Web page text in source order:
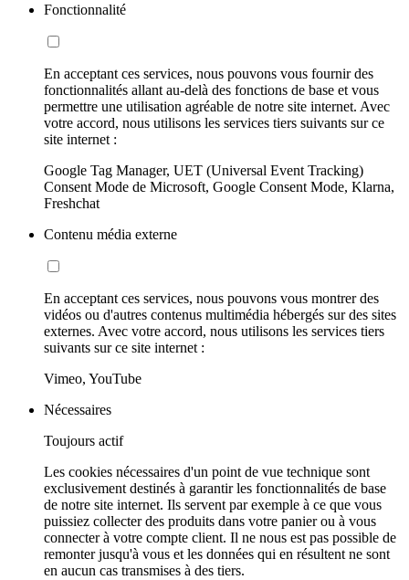
Fonctionnalité
En acceptant ces services, nous pouvons vous fournir des
fonctionnalités allant au-delà des fonctions de base et vous
permettre une utilisation agréable de notre site internet. Avec
votre accord, nous utilisons les services tiers suivants sur ce
site internet :
Google Tag Manager, UET (Universal Event Tracking)
Consent Mode de Microsoft, Google Consent Mode, Klarna,
Freshchat
Contenu média externe
En acceptant ces services, nous pouvons vous montrer des
vidéos ou d'autres contenus multimédia hébergés sur des sites
externes. Avec votre accord, nous utilisons les services tiers
suivants sur ce site internet :
Vimeo, YouTube
Nécessaires
Toujours actif
Les cookies nécessaires d'un point de vue technique sont
exclusivement destinés à garantir les fonctionnalités de base
de notre site internet. Ils servent par exemple à ce que vous
puissiez collecter des produits dans votre panier ou à vous
connecter à votre compte client. Il ne nous est pas possible de
remonter jusqu'à vous et les données qui en résultent ne sont
en aucun cas transmises à des tiers.